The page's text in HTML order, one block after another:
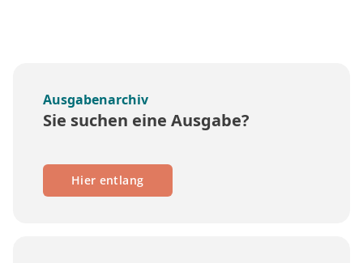
Ausgabenarchiv
Sie suchen eine Ausgabe?
Hier entlang